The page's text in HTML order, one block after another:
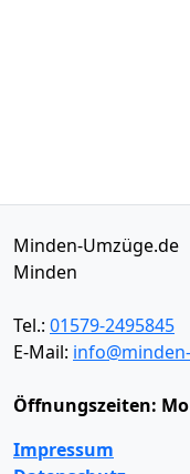
Minden-Umzüge.de
Minden
Tel.: 01579-2495845
E-Mail:
Öffnungszeiten:
Impressum